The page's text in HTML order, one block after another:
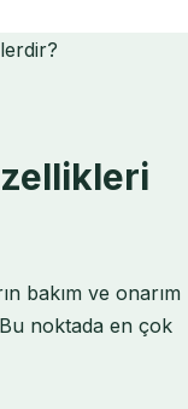
bakım ve onarım
noktada en çok